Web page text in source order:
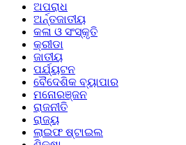
ଅପରାଧ
ଅର୍ନ୍ତଜାତୀୟ
କଳା ଓ ସଂସ୍କୃତି
କ୍ରୀଡା
ଜାତୀୟ
ପର୍ଯ୍ୟଟନ
ବୈଦେଶିକ ବ୍ୟାପାର
ମନୋରଞ୍ଜନ
ରାଜନୀତି
ରାଜ୍ୟ
ଲାଇଫ ଷ୍ଟାଇଲ